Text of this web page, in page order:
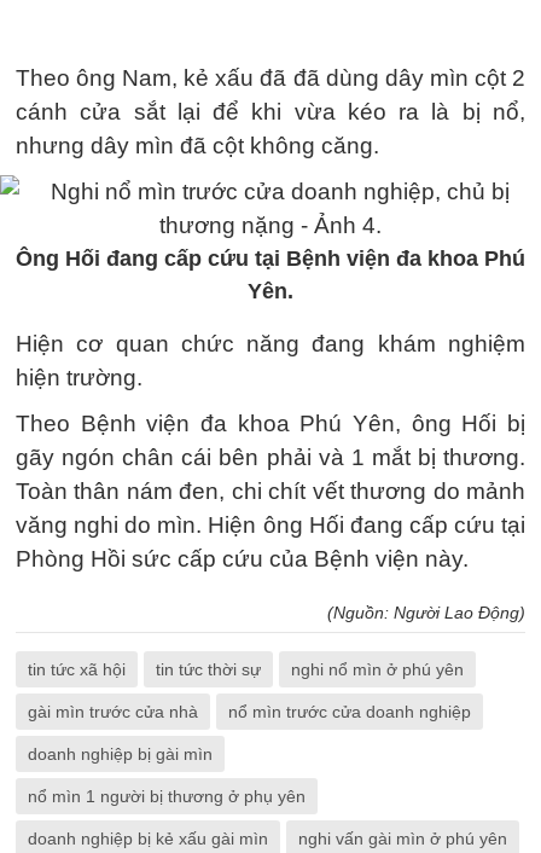
Theo ông Nam, kẻ xấu đã đã dùng dây mìn cột 2
cánh cửa sắt lại để khi vừa kéo ra là bị nổ,
nhưng dây mìn đã cột không căng.
Ông Hối đang cấp cứu tại Bệnh viện đa khoa Phú
Yên.
Hiện cơ quan chức năng đang khám nghiệm
hiện trường.
Theo Bệnh viện đa khoa Phú Yên, ông Hối bị
gãy ngón chân cái bên phải và 1 mắt bị thương.
Toàn thân nám đen, chi chít vết thương do mảnh
văng nghi do mìn. Hiện ông Hối đang cấp cứu tại
Phòng Hồi sức cấp cứu của Bệnh viện này.
(Nguồn: Người Lao Động)
tin tức xã hội tin tức thời sự nghi nổ mìn ở phú yên
gài mìn trước cửa nhà nổ mìn trước cửa doanh nghiệp
doanh nghiệp bị gài mìn
nổ mìn 1 người bị thương ở phụ yên
doanh nghiệp bị kẻ xấu gài mìn nghi vấn gài mìn ở phú yên